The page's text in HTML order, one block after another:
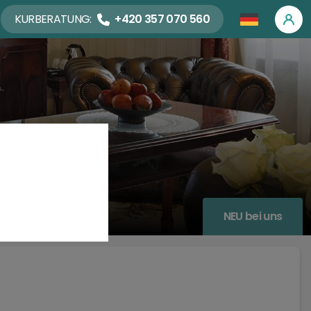
KURBERATUNG: +420 357 070 560
NEU bei uns